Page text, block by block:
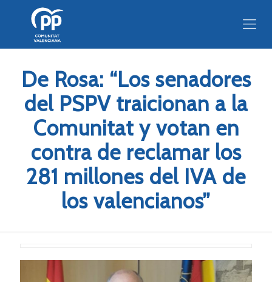
De Rosa: “Los senadores
del PSPV traicionan a la
Comunitat y votan en
contra de reclamar los
281 millones del IVA de
los valencianos”